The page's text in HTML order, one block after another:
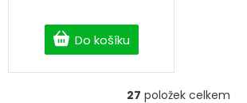
Do košíku
27 položek celkem